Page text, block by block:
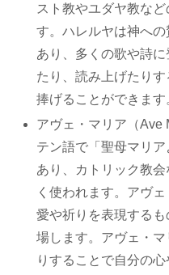
スト教やユダヤ教な
す。ハレルヤは神へ
あり、多くの歌や詩
たり、読み上げたり
捧げることができます
アヴェ・マリア（Ave
テン語で「聖母マリ
あり、カトリック教
く使われます。アヴ
愛や祈りを表現する
場します。アヴェ・
りすることで自分の